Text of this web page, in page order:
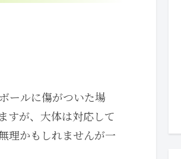
ールに傷がついた場
すが、大体は対応して
理かもしれませんが一